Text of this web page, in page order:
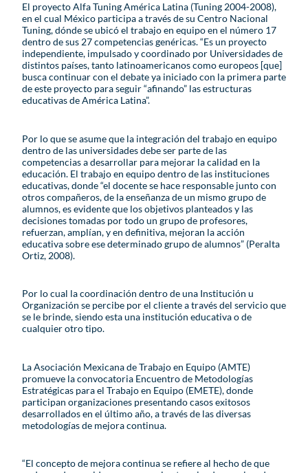
El proyecto Alfa Tuning América Latina (Tuning 2004-2008),
en el cual México participa a través de su Centro Nacional
Tuning, dónde se ubicó el trabajo en equipo en el número 17
dentro de sus 27 competencias genéricas. “Es un proyecto
independiente, impulsado y coordinado por Universidades de
distintos países, tanto latinoamericanos como europeos [que]
busca continuar con el debate ya iniciado con la primera parte
de este proyecto para seguir “afinando” las estructuras
educativas de América Latina”.
Por lo que se asume que la integración del trabajo en equipo
dentro de las universidades debe ser parte de las
competencias a desarrollar para mejorar la calidad en la
educación. El trabajo en equipo dentro de las instituciones
educativas, donde “el docente se hace responsable junto con
otros compañeros, de la enseñanza de un mismo grupo de
alumnos, es evidente que los objetivos planteados y las
decisiones tomadas por todo un grupo de profesores,
refuerzan, amplían, y en definitiva, mejoran la acción
educativa sobre ese determinado grupo de alumnos” (Peralta
Ortiz, 2008).
Por lo cual la coordinación dentro de una Institución u
Organización se percibe por el cliente a través del servicio que
se le brinde, siendo esta una institución educativa o de
cualquier otro tipo.
La Asociación Mexicana de Trabajo en Equipo (AMTE)
promueve la convocatoria Encuentro de Metodologías
Estratégicas para el Trabajo en Equipo (EMETE), donde
participan organizaciones presentando casos exitosos
desarrollados en el último año, a través de las diversas
metodologías de mejora continua.
“El concepto de mejora continua se refiere al hecho de que